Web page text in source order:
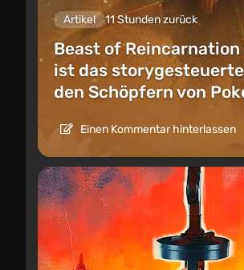
Artikel 11 Stunden zurück
Beast of
ist das
den Schöpfern von
Einen Kommentar hinterlassen